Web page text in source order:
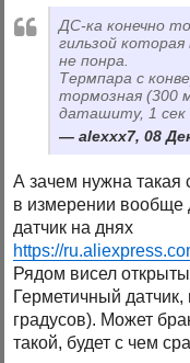
ДС-ка конечно
гильзой
не понра.
Термпара с
тормозная (300
даташиту, 1 сек
alexxx7, 08
А зачем нужна такая
в измерении вообще
датчик на днях
https://
Рядом висел
Герметичный
градусов). Может
такой, будет с чем